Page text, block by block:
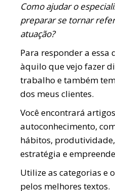
Como ajudar o
preparar se tornar
atuação?
Para responder a essa
àquilo que vejo fazer
trabalho e também
dos meus clientes.
Você encontrará
autoconhecimento,
hábitos,
estratégia e
Utilize as categorias e
pelos melhores textos.